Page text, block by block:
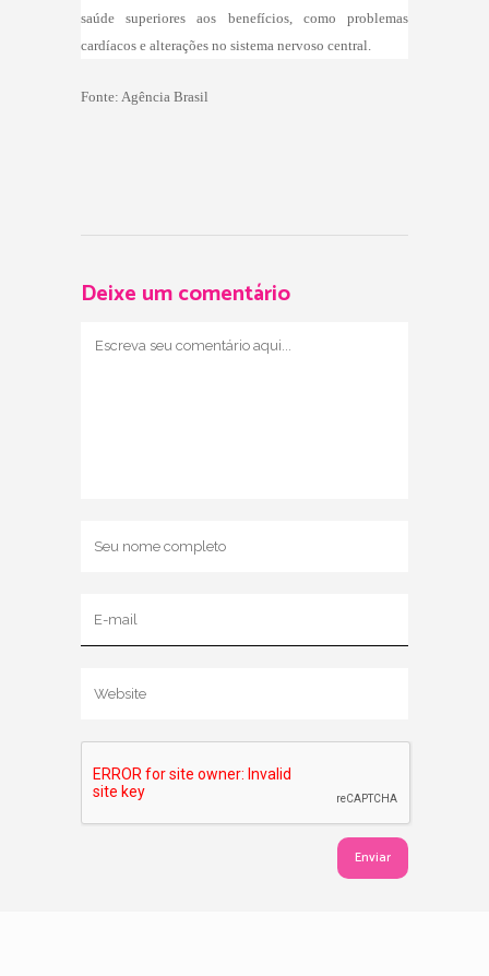
saúde superiores aos benefícios, como problemas
cardíacos e alterações no sistema nervoso central.
Fonte: Agência Brasil
Deixe um comentário